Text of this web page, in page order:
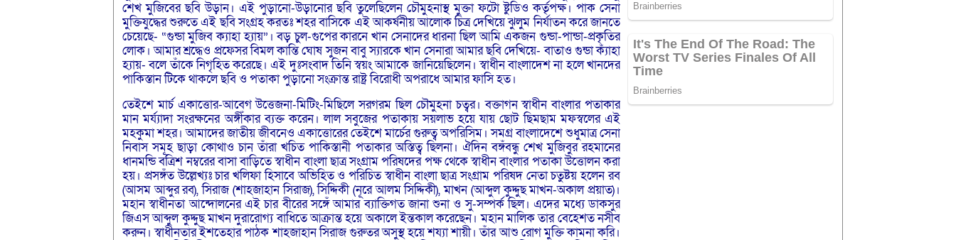
শেখ মুজিবের ছবি উড়ান। এই পুড়ানো-উড়ানোর ছবি তুলেছিলেন চৌমুহনাস্থ মুক্তা ফটো ষ্টুডিও কর্তৃপক্ষ। পাক সেনা
মুক্তিযুদ্ধের শুরুতে এই ছবি সংগ্রহ করতঃ শহর বাসিকে এই আকর্ষনীয় আলোক চিত্র দেখিয়ে ঝুলুম নির্যাতন করে জানতে
চেয়েছে- “গুন্ডা মুজিব ক্যাহা হ্যায়”। বড় চুল-গুপের কারনে খান সেনাদের ধারনা ছিল আমি একজন গুন্ডা-পান্ডা-প্রকৃতির
লোক। আমার শ্রদ্ধেও প্রফেসর বিমল কান্তি ঘোষ সুজন বাবু স্যারকে খান সেনারা আমার ছবি দেখিয়ে- বাতাও গুন্ডা ক্যাঁহা
হ্যায়- বলে তাঁকে নিগৃহিত করেছে। এই দুঃসংবাদ তিনি স্বয়ং আমাকে জানিয়েছিলেন। স্বাধীন বাংলাদেশ না হলে খানদের
পাকিস্তান টিকে থাকলে ছবি ও পতাকা পুড়ানো সংক্রান্ত রাষ্ট্র বিরোধী অপরাধে আমার ফাসি হত।
তেইশে মার্চ একাত্তোর-আবেগ উত্তেজনা-মিটিং-মিছিলে সরগরম ছিল চৌমুহনা চত্বর। বক্তাগন স্বাধীন বাংলার পতাকার
মান মর্য্যাদা সংরক্ষনের অঙ্গীঁকার ব্যক্ত করেন। লাল সবুজের পতাকায় সয়লাভ হয়ে যায় ছোট ছিমছাম মফস্বলের এই
মহকুমা শহর। আমাদের জাতীয় জীবনেও একাত্তোরের তেইশে মার্চের গুরুত্ব অপরিসিম। সমগ্র বাংলাদেশে শুধুমাত্র সেনা
নিবাস সমূহ ছাড়া কোথাও চান তাঁরা খচিত পাকিস্তানী পতাকার অস্তিত্ব ছিলনা। ঐদিন বঙ্গঁবন্ধু শেখ মুজিবুর রহমানের
ধানমন্ডি বত্রিশ নম্বরের বাসা বাড়িতে স্বাধীন বাংলা ছাত্র সংগ্রাম পরিষদের পক্ষ থেকে স্বাধীন বাংলার পতাকা উত্তোলন করা
হয়। প্রসঙ্গঁত উল্লেখ্যঃ চার খলিফা হিসাবে অভিহিত ও পরিচিত স্বাধীন বাংলা ছাত্র সংগ্রাম পরিষদ নেতা চতুষ্টয় হলেন রব
(আসম আব্দুর রব), সিরাজ (শাহজাহান সিরাজ), সিদ্দিকী (নূরে আলম সিদ্দিকী), মাখন (আব্দুল কুদ্দুছ মাখন-অকাল প্রয়াত)।
মহান স্বাধীনতা আন্দোলনের এই চার বীরের সঙ্গেঁ আমার ব্যাক্তিগত জানা শুনা ও সু-সম্পর্ক ছিল। এদের মধ্যে ডাকসুর
জিএস আব্দুল কুদ্দুছ মাখন দুরারোগ্য বাধিতে আক্রান্ত হয়ে অকালে ইন্তকাল করেছেন। মহান মালিক তার বেহেশত নসীব
করুন। স্বাধীনতার ইশতেহার পাঠক শাহজাহান সিরাজ গুরুতর অসুস্থ হয়ে শয্যা শায়ী। তাঁর আশু রোগ মুক্তি কামনা করি।